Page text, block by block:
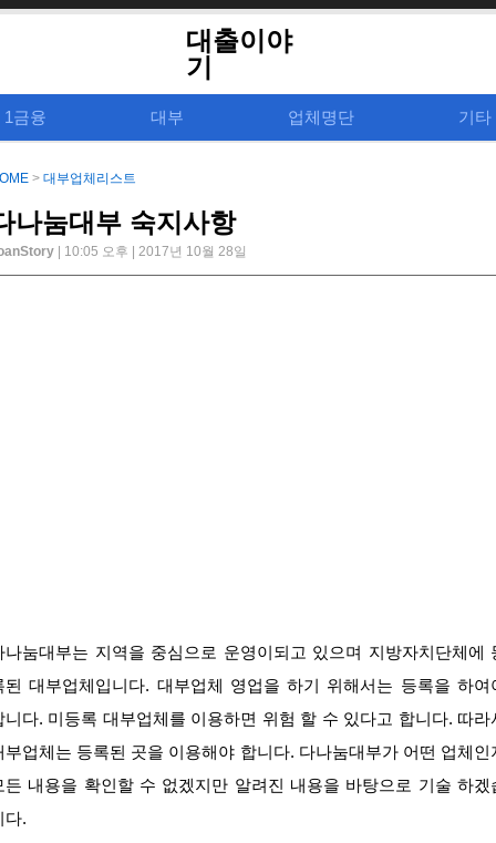
대출이야
기
1금융 대부 업체명단 기타
> 대부업체리스트
나눔대부 숙지사항
| 10:05 오후 | 2017년 10월 28일
나눔대부는 지역을 중심으로 운영이되고 있으며 지방자치단체에
된 대부업체입니다. 대부업체 영업을 하기 위해서는 등록을 하여
니다. 미등록 대부업체를 이용하면 위험 할 수 있다고 합니다. 따라
부업체는 등록된 곳을 이용해야 합니다. 다나눔대부가 어떤 업체인
든 내용을 확인할 수 없겠지만 알려진 내용을 바탕으로 기술 하겠
다.